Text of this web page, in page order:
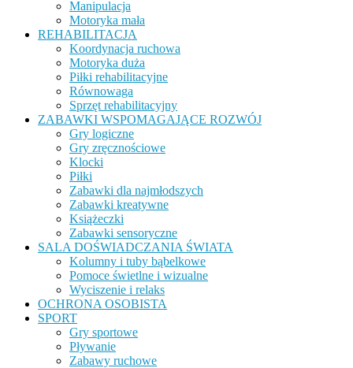
Manipulacja
Motoryka mała
REHABILITACJA
Koordynacja ruchowa
Motoryka duża
Piłki rehabilitacyjne
Równowaga
Sprzęt rehabilitacyjny
ZABAWKI WSPOMAGAJĄCE ROZWÓJ
Gry logiczne
Gry zręcznościowe
Klocki
Piłki
Zabawki dla najmłodszych
Zabawki kreatywne
Książeczki
Zabawki sensoryczne
SALA DOŚWIADCZANIA ŚWIATA
Kolumny i tuby bąbelkowe
Pomoce świetlne i wizualne
Wyciszenie i relaks
OCHRONA OSOBISTA
SPORT
Gry sportowe
Pływanie
Zabawy ruchowe